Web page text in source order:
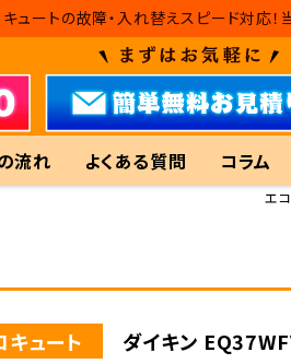
ートの故障・入れ替えスピード対応！
流れ よくある質問 コラム
エ
キュート ダイキン